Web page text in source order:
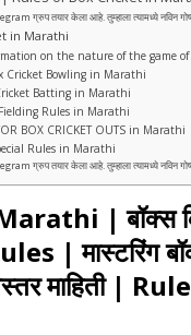
ग्रुप तयार केला आहे. तुम्हाला त्यामध्ये नविन
in Marathi
on the nature of the game
Cricket Bowling in Marathi
Cricket Batting in Marathi
Fielding Rules in Marathi
BOX CRICKET OUTS in Marathi
Rules in Marathi
ग्रुप तयार केला आहे. तुम्हाला त्यामध्ये नविन
| बॉक्स
| मास्टरिंग
माहिती|